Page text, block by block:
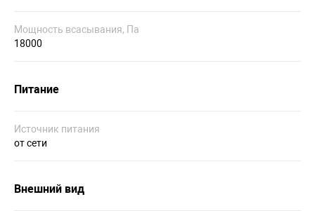
Мощность всасывания, Па
18000
Питание
Источник питания
от сети
Внешний вид